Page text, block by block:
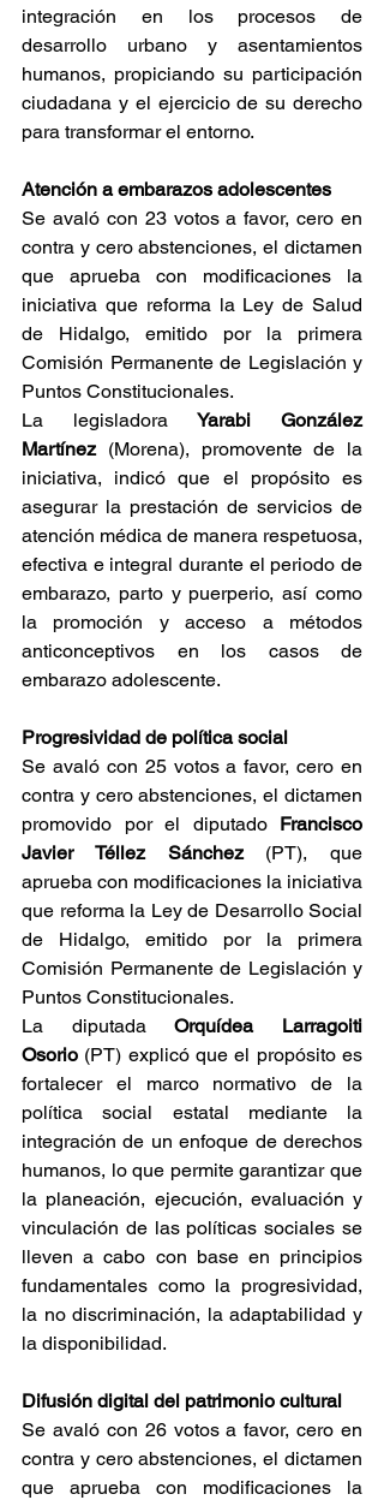
integración en los procesos de
desarrollo urbano y asentamientos
humanos, propiciando su participación
ciudadana y el ejercicio de su derecho
para transformar el entorno.
Atención a embarazos adolescentes
Se avaló con 23 votos a favor, cero en
contra y cero abstenciones, el dictamen
que aprueba con modificaciones la
iniciativa que reforma la Ley de Salud
de Hidalgo, emitido por la primera
Comisión Permanente de Legislación y
Puntos Constitucionales.
La legisladora Yarabi González
Martínez (Morena), promovente de la
iniciativa, indicó que el propósito es
asegurar la prestación de servicios de
atención médica de manera respetuosa,
efectiva e integral durante el periodo de
embarazo, parto y puerperio, así como
la promoción y acceso a métodos
anticonceptivos en los casos de
embarazo adolescente.
Progresividad de política social
Se avaló con 25 votos a favor, cero en
contra y cero abstenciones, el dictamen
promovido por el diputado Francisco
Javier Téllez Sánchez (PT), que
aprueba con modificaciones la iniciativa
que reforma la Ley de Desarrollo Social
de Hidalgo, emitido por la primera
Comisión Permanente de Legislación y
Puntos Constitucionales.
La diputada Orquídea Larragoiti
Osorio (PT) explicó que el propósito es
fortalecer el marco normativo de la
política social estatal mediante la
integración de un enfoque de derechos
humanos, lo que permite garantizar que
la planeación, ejecución, evaluación y
vinculación de las políticas sociales se
lleven a cabo con base en principios
fundamentales como la progresividad,
la no discriminación, la adaptabilidad y
la disponibilidad.
Difusión digital del patrimonio cultural
Se avaló con 26 votos a favor, cero en
contra y cero abstenciones, el dictamen
que aprueba con modificaciones la